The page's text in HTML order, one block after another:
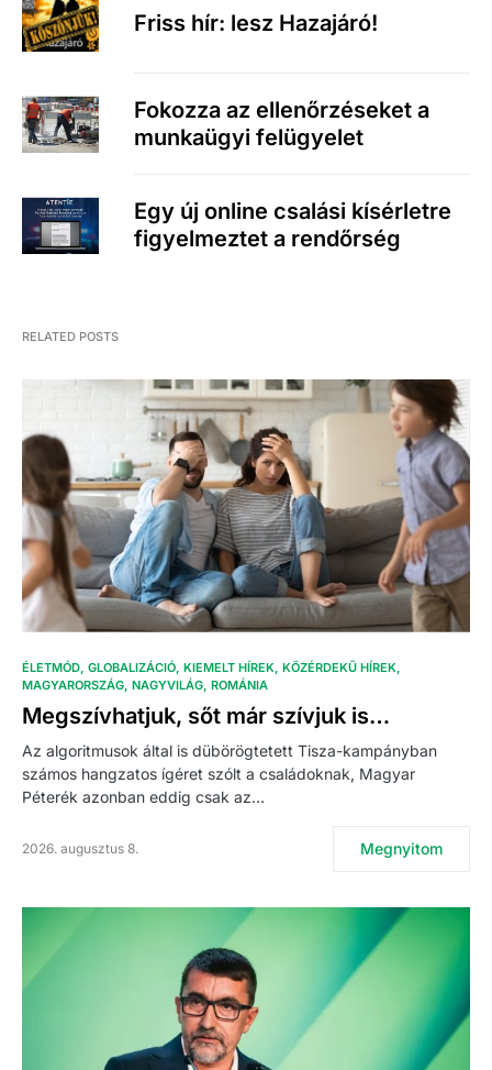
Friss hír: lesz Hazajáró!
Fokozza az ellenőrzéseket a
munkaügyi felügyelet
Egy új online csalási kísérletre
figyelmeztet a rendőrség
RELATED POSTS
ÉLETMÓD GLOBALIZÁCIÓ KIEMELT HÍREK KÖZÉRDEKŰ HÍREK
MAGYARORSZÁG NAGYVILÁG ROMÁNIA
Megszívhatjuk, sőt már szívjuk is…
Az algoritmusok által is dübörögtetett Tisza-kampányban
számos hangzatos ígéret szólt a családoknak, Magyar
Péterék azonban eddig csak az…
2026. augusztus 8. Megnyitom